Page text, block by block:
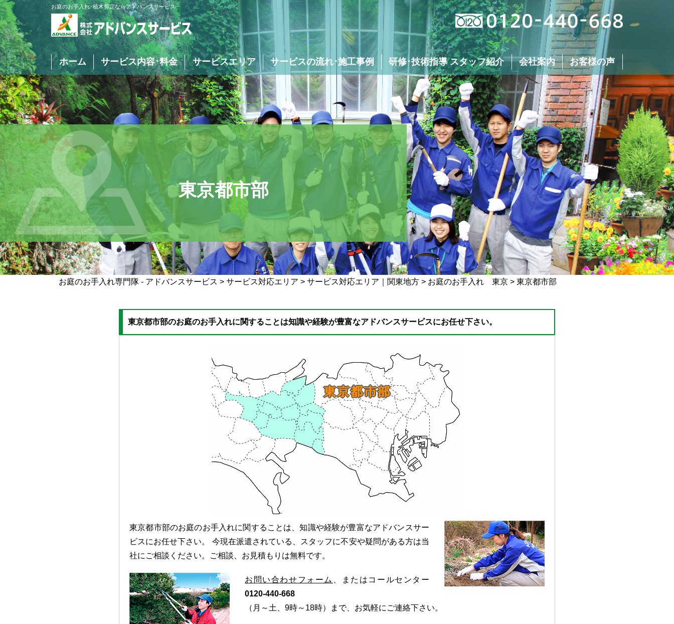
お庭のお手入れ･植木剪定ならアドバンスサービス
ホーム サービス内容･料金
庭木･植木の剪定 庭木･植木の伐採 庭木･植木の消毒 除草･草むしり･草刈り 芝刈り 生垣･植え込みの刈り込み･剪定
サービスエリア サービスの流れ･施工事例 研修･技術指導 スタッフ紹介 会社案内 お客様の声
お庭のお手入れ専門隊 - アドバンスサービス > サービス対応エリア > サービス対応エリア｜関東地方 > お庭のお手入れ 東京 > 東京都市部
東京都市部
東京都市部のお庭のお手入れに関することは知識や経験が豊富なアドバンスサービスにお任せ下さい。
東京都市部のお庭のお手入れに関することは、知識や経験が豊富なアドバンスサー
ビスにお任せ下さい。 今現在派遣されている、スタッフに不安や疑問がある方は当
社にご相談ください。ご相談、お見積もりは無料です。
お問い合わせフォーム
、またはコールセンター
0120-440-668
（月～土、9時～18時）まで、お気軽にご連絡下さい。